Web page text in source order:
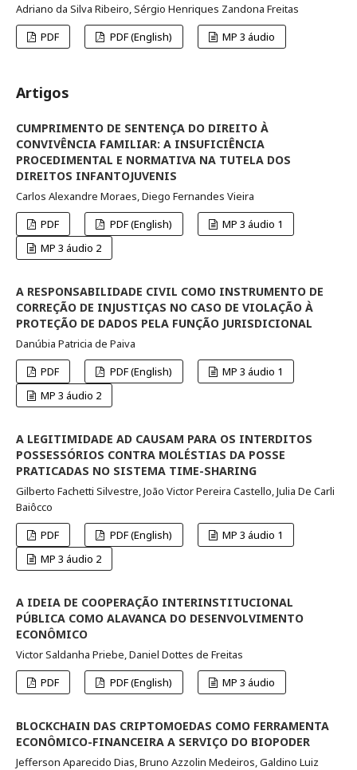
Adriano da Silva Ribeiro, Sérgio Henriques Zandona Freitas
PDF
PDF (English) MP 3 áudio
Artigos
CUMPRIMENTO DE SENTENÇA DO DIREITO À
CONVIVÊNCIA FAMILIAR: A INSUFICIÊNCIA
PROCEDIMENTAL E NORMATIVA NA TUTELA DOS
DIREITOS INFANTOJUVENIS
Carlos Alexandre Moraes, Diego Fernandes Vieira
PDF
PDF (English)
MP 3 áudio 1
MP 3 áudio 2
A RESPONSABILIDADE CIVIL COMO INSTRUMENTO DE
CORREÇÃO DE INJUSTIÇAS NO CASO DE VIOLAÇÃO À
PROTEÇÃO DE DADOS PELA FUNÇÃO JURISDICIONAL
Danúbia Patricia de Paiva
PDF
PDF (English)
MP 3 áudio 1
MP 3 áudio 2
A LEGITIMIDADE AD CAUSAM PARA OS INTERDITOS
POSSESSÓRIOS CONTRA MOLÉSTIAS DA POSSE
PRATICADAS NO SISTEMA TIME-SHARING
Gilberto Fachetti Silvestre, João Victor Pereira Castello, Julia De Carli
Baiôcco
PDF
PDF (English)
MP 3 áudio 1
MP 3 áudio 2
A IDEIA DE COOPERAÇÃO INTERINSTITUCIONAL
PÚBLICA COMO ALAVANCA DO DESENVOLVIMENTO
ECONÔMICO
Victor Saldanha Priebe, Daniel Dottes de Freitas
PDF
PDF (English) MP 3 áudio
BLOCKCHAIN DAS CRIPTOMOEDAS COMO FERRAMENTA
ECONÔMICO-FINANCEIRA A SERVIÇO DO BIOPODER
Jefferson Aparecido Dias, Bruno Azzolin Medeiros, Galdino Luiz